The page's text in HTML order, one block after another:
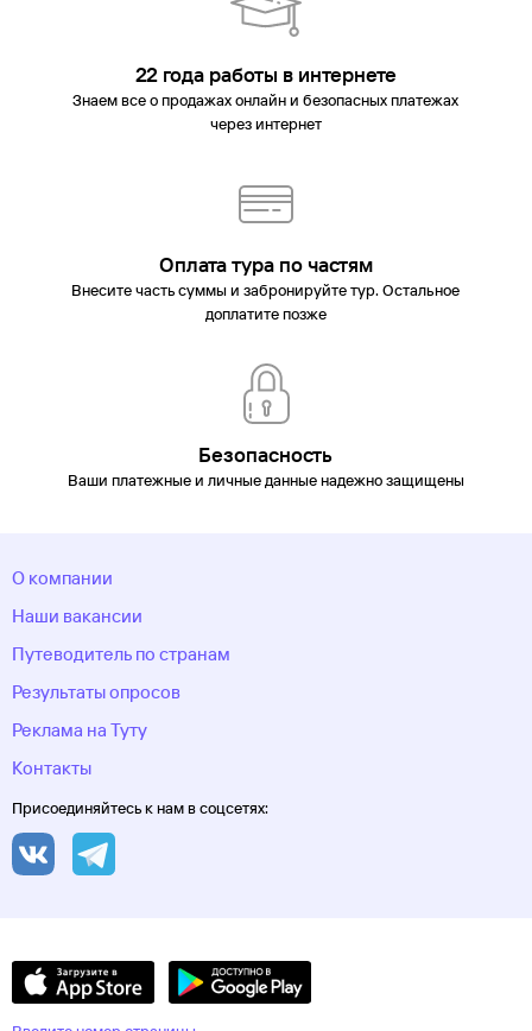
22 года работы в интернете
Знаем все о продажах онлайн и безопасных платежах
через интернет
Оплата тура по частям
Внесите часть суммы и забронируйте тур. Остальное
доплатите позже
Безопасность
Ваши платежные и личные данные надежно защищены
О компании
Наши вакансии
Путеводитель по странам
Результаты опросов
Реклама на Туту
Контакты
Присоединяйтесь к нам в соцсетях: